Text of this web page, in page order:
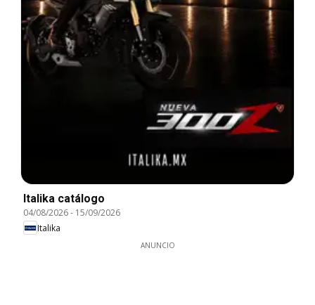
Italika catálogo
04/08/2026- 15/09/2026
Italika
ANUNCIO